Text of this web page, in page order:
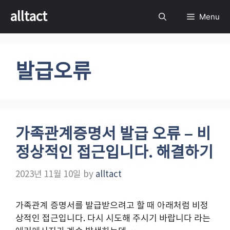
content
alltact Menu
발급오류
가족관계증명서 발급 오류 – 비
정상적인 접근입니다. 해결하기
2023년 11월 10일 by alltact
가족관계 증명서를 발급받으려고 할 때 아래처럼 비정
상적인 접근입니다. 다시 시도해 주시기 바랍니다 라는